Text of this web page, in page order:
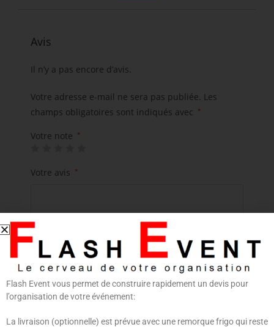
Avis
Il n’y a pas encore d’avis.
Votre adresse e-mail ne sera pas publiée. Les
champs obligatoires sont indiqués avec
*
Votre note *
Votre avis *
Nom *
Flash Event vous permet de construire rapidement un devis pour
l’organisation de votre événement:
La livraison (optionnelle) est prévue avec une remorque frigo qui reste